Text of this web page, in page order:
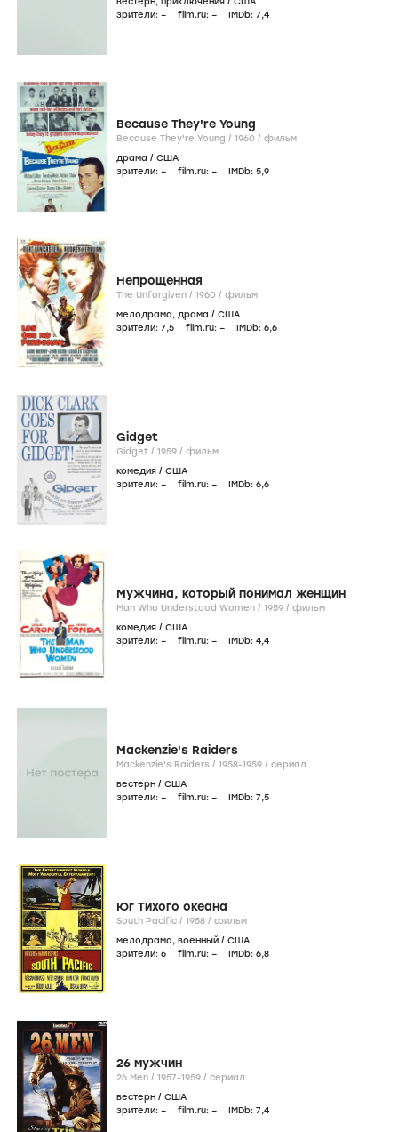
зрители: – film.ru: – IMDb: 7,4
Because They're Young
Because They're Young / 1960 / фильм
драма / США
зрители: – film.ru: – IMDb: 5,9
Непрощенная
The Unforgiven / 1960 / фильм
мелодрама, драма / США
зрители: 7,5 film.ru: – IMDb: 6,6
Gidget
Gidget / 1959 / фильм
комедия / США
зрители: – film.ru: – IMDb: 6,6
Мужчина, который понимал женщин
Man Who Understood Women / 1959 / фильм
комедия / США
зрители: – film.ru: – IMDb: 4,4
Mackenzie's Raiders
Mackenzie's Raiders / 1958-1959 / сериал
вестерн / США
зрители: – film.ru: – IMDb: 7,5
Юг Тихого океана
South Pacific / 1958 / фильм
мелодрама, военный / США
зрители: 6 film.ru: – IMDb: 6,8
26 мужчин
26 Men / 1957-1959 / сериал
вестерн / США
зрители: – film.ru: – IMDb: 7,4